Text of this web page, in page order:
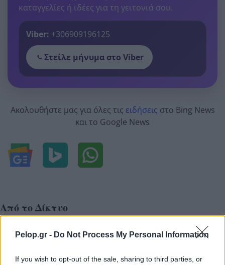
Pelop.gr - Do Not Process My Personal Information
If you wish to opt-out of the sale, sharing to third parties, or
καταγγελίες ή ιδέες για τη γειτονιά σου.
Viber: +306909196125
Στείλε μήνυμα στο Viber
Ακολουθήστε μας για όλες τις ειδήσεις στο Bing News
και το Google News
Από το Δίκτυο